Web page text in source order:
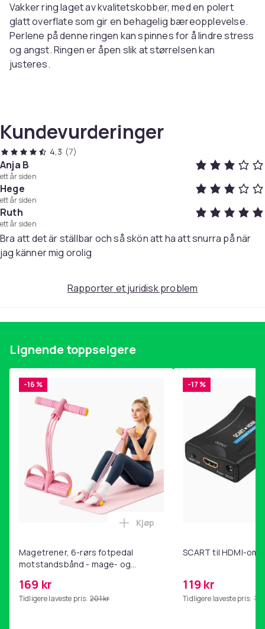
Vakker ring laget av kvalitetskobber, med en polert
glatt overflate som gir en behagelig bæreopplevelse.
Perlene på denne ringen kan spinnes for å lindre stress
og angst. Ringen er åpen slik at størrelsen kan
justeres.
Materiale: Kobber
Pakken inkluderer:
1 x Anti-stress ring
Farge
Silver
Vekt, gram
Kundevurderinger
4,3 (7)
Anja B
ett år siden
Hege
ett år siden
Ruth
ett år siden
Bra att det är ställbar och så skön att ha att snurra på när
jag känner mig orolig
Rapporter et juridisk problem
Lignende toppselgere
-16 %
Magetrener, 6-rørs fotpedal
motstandsbånd - mage- og
hjemmegymnastikk Pink
169 kr
Tidligere laveste pris: 201 kr
Legg Magetrener, 6-rørs
Kjøp
-17 %
SCART til HDMI-
119 kr
Tidligere laveste pris: